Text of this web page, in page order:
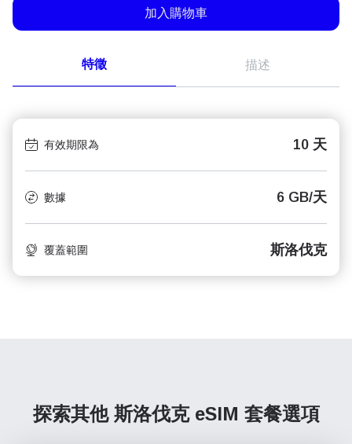
加入購物車
特徵 描述
有效期限為 10 天
數據 6 GB/天
覆蓋範圍 斯洛伐克
探索其他 斯洛伐克 eSIM 套餐選項